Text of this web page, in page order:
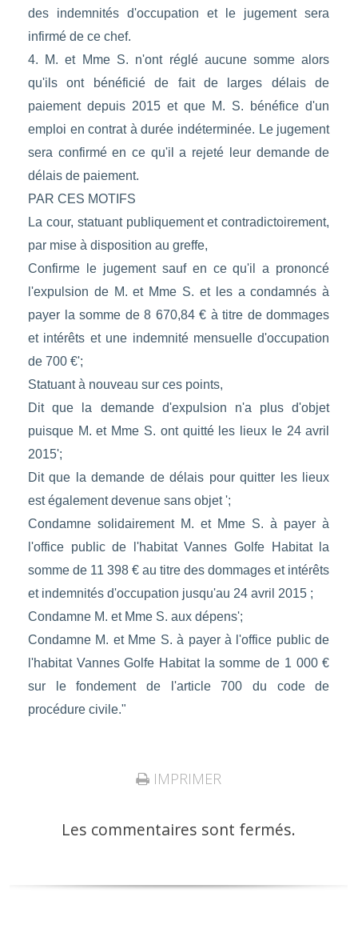
des indemnités d'occupation et le jugement sera
infirmé de ce chef.
4. M. et Mme S. n'ont réglé aucune somme alors
qu'ils ont bénéficié de fait de larges délais de
paiement depuis 2015 et que M. S. bénéfice d'un
emploi en contrat à durée indéterminée. Le jugement
sera confirmé en ce qu'il a rejeté leur demande de
délais de paiement.
PAR CES MOTIFS
La cour, statuant publiquement et contradictoirement,
par mise à disposition au greffe,
Confirme le jugement sauf en ce qu'il a prononcé
l'expulsion de M. et Mme S. et les a condamnés à
payer la somme de 8 670,84 € à titre de dommages
et intérêts et une indemnité mensuelle d'occupation
de 700 €';
Statuant à nouveau sur ces points,
Dit que la demande d'expulsion n'a plus d'objet
puisque M. et Mme S. ont quitté les lieux le 24 avril
2015';
Dit que la demande de délais pour quitter les lieux
est également devenue sans objet ';
Condamne solidairement M. et Mme S. à payer à
l'office public de l'habitat Vannes Golfe Habitat la
somme de 11 398 € au titre des dommages et intérêts
et indemnités d'occupation jusqu'au 24 avril 2015 ;
Condamne M. et Mme S. aux dépens';
Condamne M. et Mme S. à payer à l'office public de
l'habitat Vannes Golfe Habitat la somme de 1 000 €
sur le fondement de l'article 700 du code de
procédure civile."
IMPRIMER
Les commentaires sont fermés.